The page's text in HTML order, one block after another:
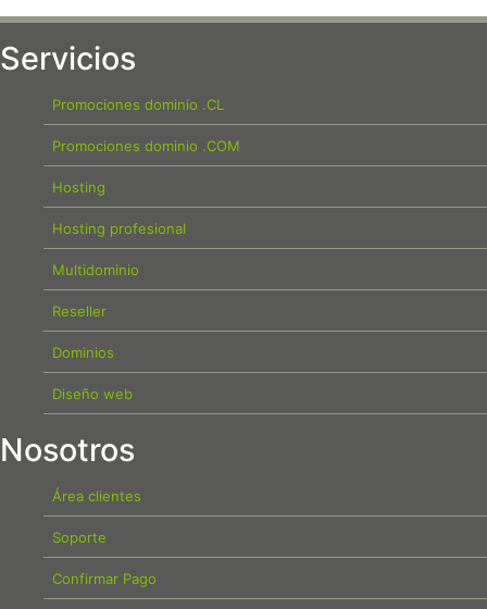
Servicios
Promociones dominio .CL
Promociones dominio .COM
Hosting
Hosting profesional
Multidominio
Reseller
Dominios
Diseño web
Nosotros
Área clientes
Soporte
Confirmar Pago